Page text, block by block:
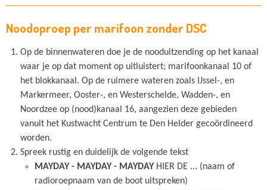
Noodoproep per marifoon zonder DSC
Op de binnenwateren doe je de nooduitzending op het kanaal
waar je op dat moment op uitluistert; marifoonkanaal 10 of
het blokkanaal. Op de ruimere wateren zoals IJssel-, en
Markermeer, Ooster-, en Westerschelde, Wadden-, en
Noordzee op (nood)kanaal 16, aangezien deze gebieden
vanuit het Kustwacht Centrum te Den Helder gecoördineerd
worden.
Spreek rustig en duidelijk de volgende tekst
MAYDAY - MAYDAY - MAYDAY HIER DE ... (naam of
radioroepnaam van de boot uitspreken)